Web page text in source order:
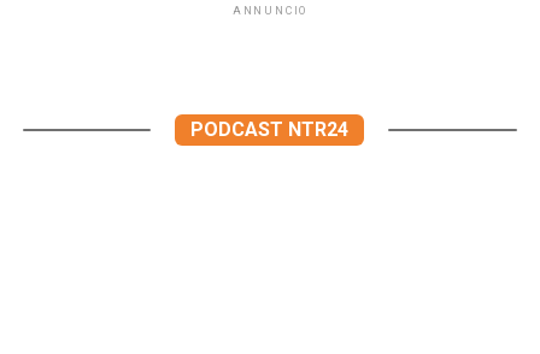
ANNUNCIO
PODCAST NTR24